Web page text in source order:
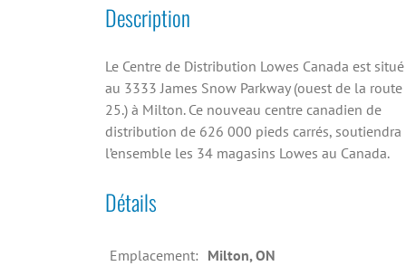
Description
Le Centre de Distribution Lowes Canada est situé
au 3333 James Snow Parkway (ouest de la route
25.) à Milton. Ce nouveau centre canadien de
distribution de 626 000 pieds carrés, soutiendra
l’ensemble les 34 magasins Lowes au Canada.
Détails
Emplacement: Milton, ON